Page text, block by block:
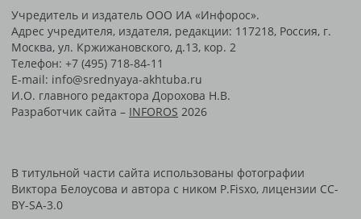
Учредитель и издатель ООО ИА «Инфорос».
Адрес учредителя, издателя, редакции: 117218, Россия, г.
Москва, ул. Кржижановского, д.13, кор. 2
Телефон: +7 (495) 718-84-11
E-mail: info@srednyaya-akhtuba.ru
И.О. главного редактора Дорохова Н.В.
Разработчик сайта – INFOROS 2026
В титульной части сайта использованы фотографии
Виктора Белоусова и автора с ником P.Fisxo, лицензии CC-
BY-SA-3.0